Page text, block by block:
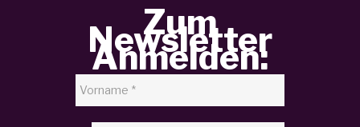
Zum
Newsletter
Anmelden: